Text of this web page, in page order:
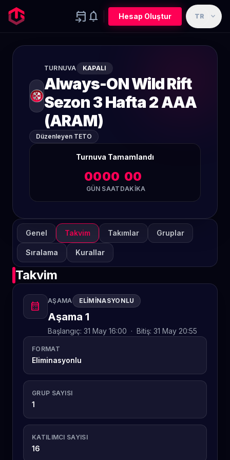
event_upcoming notifications Hesap Oluştur TR expand_more
TURNUVA KAPALI
Always-ON Wild Rift
Sezon 3 Hafta 2 AAA
(ARAM)
Düzenleyen TETO
Turnuva Tamamlandı
00
GÜN
00
SAAT
00
DAKIKA
Genel Takvim Takımlar Gruplar
Sıralama Kurallar
Takvim
calendar_month AŞAMA ELIMINASYONLU
Aşama 1
Başlangıç: 31 May 16:00 · Bitiş: 31 May 20:55
FORMAT
Eliminasyonlu
GRUP SAYISI
1
KATILIMCI SAYISI
16